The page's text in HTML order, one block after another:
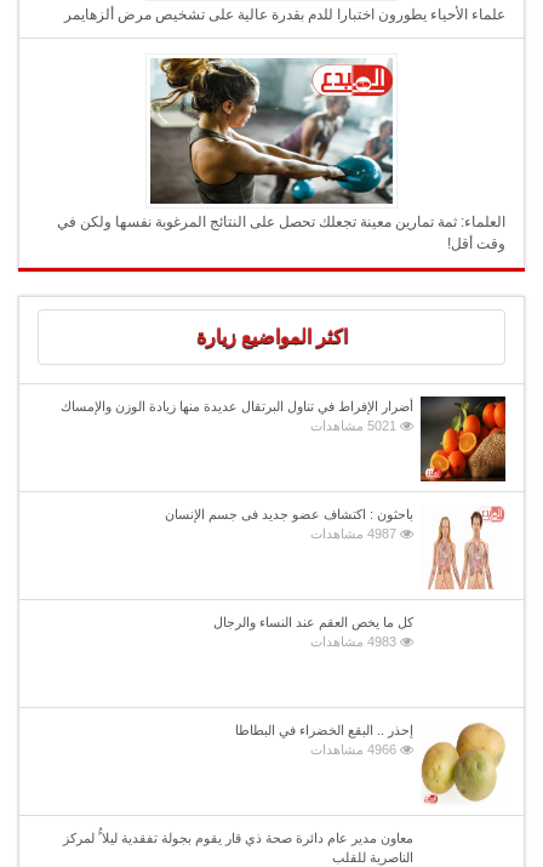
علماء الأحياء يطورون اختبارا للدم بقدرة عالية على تشخيص مرض ألزهايمر
العلماء: ثمة تمارين معينة تجعلك تحصل على النتائج المرغوبة نفسها ولكن في
وقت أقل!
اكثر المواضيع زيارة
أضرار الإفراط في تناول البرتقال عديدة منها زيادة الوزن والإمساك
5021 مشاهدات
باحثون : اكتشاف عضو جديد فى جسم الإنسان
4987 مشاهدات
كل ما يخص العقم عند النساء والرجال
4983 مشاهدات
إحذر .. البقع الخضراء في البطاطا
4966 مشاهدات
معاون مدير عام دائرة صحة ذي قار يقوم بجولة تفقدية ليلا ًُ لمركز
الناصرية للقلب